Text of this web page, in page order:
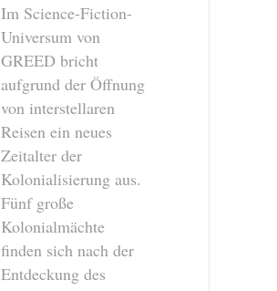
Im Science-Fiction-
Universum von
GREED bricht
aufgrund der Öffnung
von interstellaren
Reisen ein neues
Zeitalter der
Kolonialisierung aus.
Fünf große
Kolonialmächte
finden sich nach der
Entdeckung des